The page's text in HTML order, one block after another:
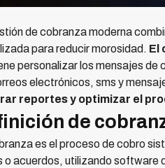
de cobranza moderna
para reducir morosidad. El
personalizar los mensajes de
electrónicos, sms y
reportes y optimizar el
de
es el proceso de cobro
o acuerdos, utilizando software